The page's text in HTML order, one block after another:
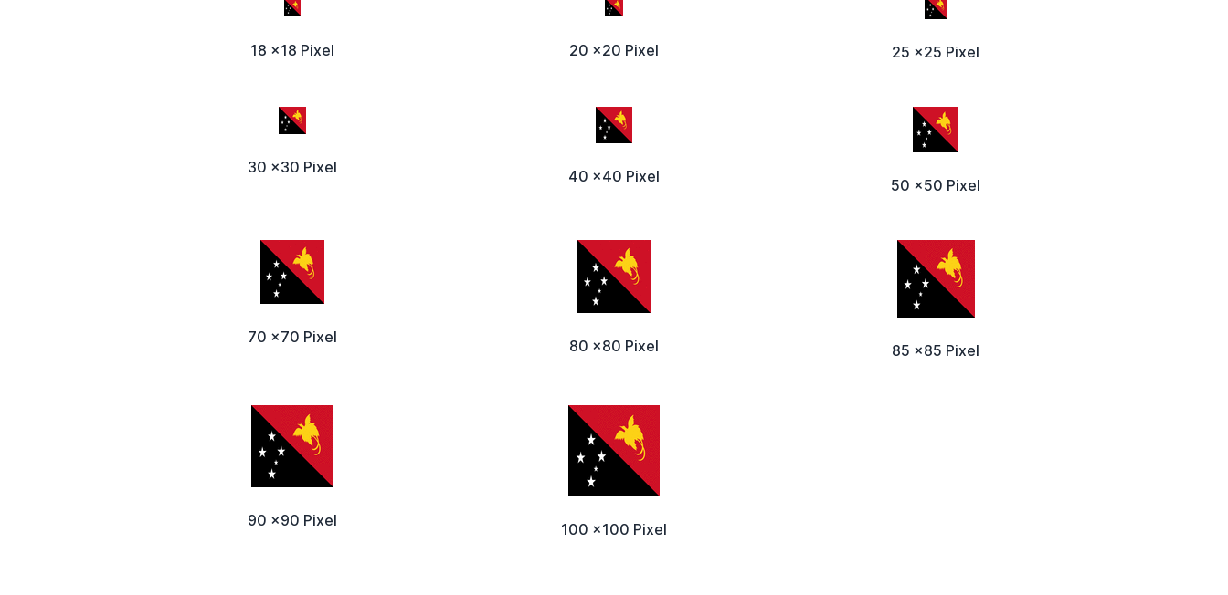
18 x18 Pixel 20 x20 Pixel 25 x25 Pixel
30 x30 Pixel 40 x40 Pixel 50 x50 Pixel
70 x70 Pixel 80 x80 Pixel 85 x85 Pixel
90 x90 Pixel 100 x100 Pixel